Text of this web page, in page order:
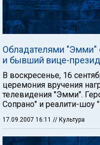
Обладателями "Эмми"
и бывший вице-
В воскресенье, 16
церемония вручения
телевидения "Эмми".
Сопрано" и реалити-шоу
17.09.2007 16:11 // Культура